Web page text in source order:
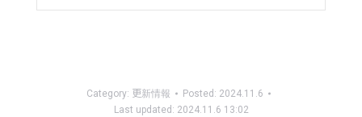
Category: 更新情報 Posted: 2024.11.6
Last updated: 2024.11.6 13:02